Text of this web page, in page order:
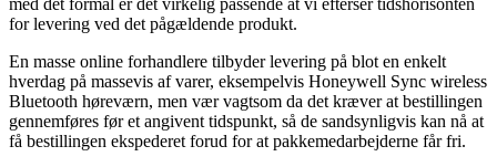
for levering ved det pågældende produkt.
En masse online forhandlere tilbyder levering på blot en enkelt
hverdag på massevis af varer, eksempelvis Honeywell Sync wireless
Bluetooth høreværn, men vær vagtsom da det kræver at bestillingen
gennemføres før et angivent tidspunkt, så de sandsynligvis kan nå at
få bestillingen ekspederet forud for at pakkemedarbejderne får fri.